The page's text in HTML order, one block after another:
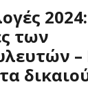
των
–